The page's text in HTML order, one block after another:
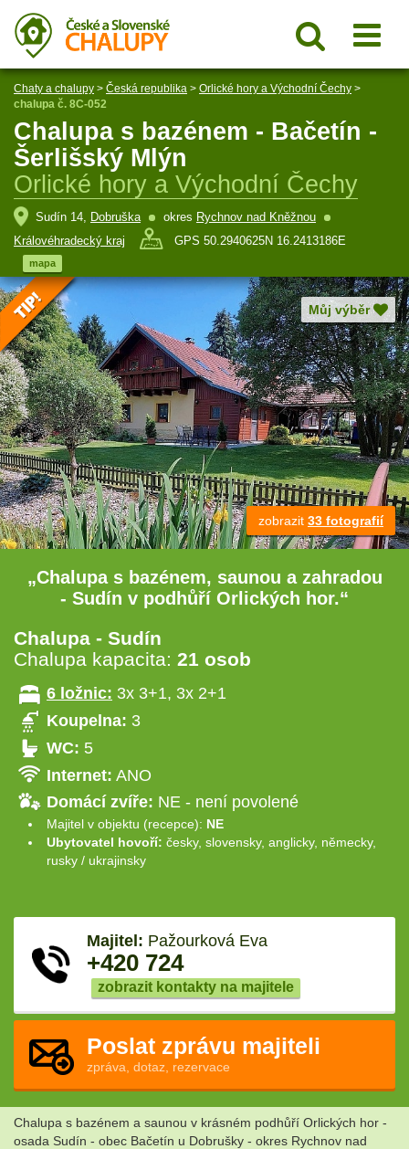
Chaty a chalupy > Česká republika > Orlické hory a Východní Čechy >
chalupa č. 8C-052
Chalupa s bazénem - Bačetín -
Šerlišský Mlýn
Orlické hory a Východní Čechy
Sudín 14, Dobruška okres Rychnov nad Kněžnou
Královéhradecký kraj
GPS 50.2940625N 16.2413186E
mapa
Můj výběr
zobrazit 33 fotografií
„Chalupa s bazénem, saunou a zahradou
- Sudín v podhůří Orlických hor.“
Chalupa - Sudín
Chalupa kapacita: 21 osob
6 ložnic: 3x 3+1, 3x 2+1
Koupelna: 3
WC: 5
Internet: ANO
Domácí zvíře: NE - není povolené
Majitel v objektu (recepce): NE
Ubytovatel hovoří: česky, slovensky, anglicky, německy,
rusky / ukrajinsky
Majitel: Pažourková Eva
+420 724
zobrazit kontakty na majitele
Poslat zprávu majiteli
zpráva, dotaz, rezervace
Chalupa s bazénem a saunou v krásném podhůří Orlických hor -
osada Sudín - obec Bačetín u Dobrušky - okres Rychnov nad